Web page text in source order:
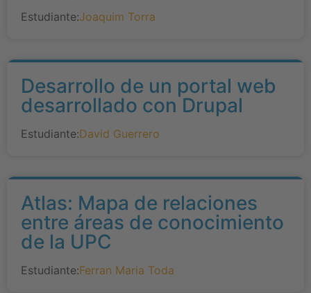
Estudiante:Joaquim Torra
Desarrollo de un portal web
desarrollado con Drupal
Estudiante:David Guerrero
Atlas: Mapa de relaciones
entre áreas de conocimiento
de la UPC
Estudiante:Ferran Maria Toda